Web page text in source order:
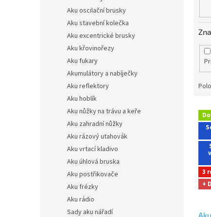
Aku oscilační brusky
Aku stavební kolečka
Aku excentrické brusky
Aku křovinořezy
Aku fukary
Akumulátory a nabíječky
Aku reflektory
Aku hoblík
Aku nůžky na trávu a keře
Aku zahradní nůžky
Aku rázový utahovák
Aku vrtací kladivo
Aku úhlová bruska
Aku postřikovače
Aku frézky
Aku rádio
Sady aku nářadí
V
p
3
+